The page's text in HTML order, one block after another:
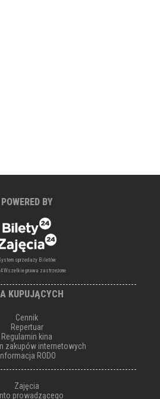
POWERED BY
sprzedaży Biletów
Wszelkie prawa zastrzeżone
KUPUJĄCYCH
Cennik
Repertuar
Regulamin kina
zakupów internetowych
RODO
Zajęcia
prowadzącego